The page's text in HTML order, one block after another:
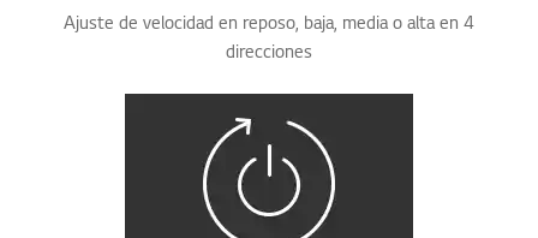
Ajuste de velocidad en reposo, baja, media o alta en 4
direcciones